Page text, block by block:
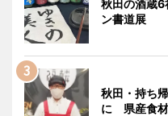
秋田の酒蔵6
ン書道展
秋田・持ち
に 県産食